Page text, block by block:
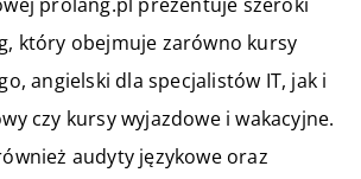
który obejmuje zarówno kursy
angielski dla specjalistów IT, jak i
czy kursy wyjazdowe i wakacyjne.
audyty językowe oraz